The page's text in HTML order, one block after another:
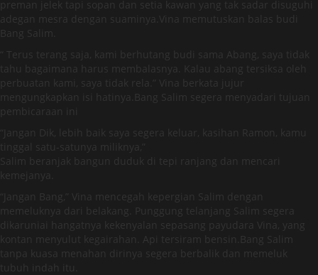
preman jelek tapi sopan dan setia kawan yang tak sadar disuguhi
adegan mesra dengan suaminya.Vina memutuskan balas budi
Bang Salim.
“ Terus terang saja, kami berhutang budi sama Abang, saya tidak
tahu bagaimana harus membalasnya. Kalau abang tersiksa oleh
perbuatan kami, saya tidak rela.” Vina berkata jujur
mengungkapkan isi hatinya.Bang Salim segera menyadari tujuan
pembicaraan ini
“Jangan Dik, lebih baik saya segera keluar, kasihan Ramon, kamu
tinggal satu-satunya miliknya,”
Salim beranjak bangun duduk di tepi ranjang dan mencari
kemejanya.
“Jangan Bang,” Vina mencegah kepergian Salim dengan
memeluknya dari belakang. Punggung telanjang Salim segera
dikaruniai hangatnya kekenyalan sepasang payudara Vina, yang
kontan menyulut kegairahan. Api tersiram bensin.Bang Salim
tanpa kuasa menahan dirinya segera berbalik dan memeluk
tubuh indah itu.